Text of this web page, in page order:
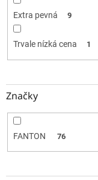
Extra pevná 9
Trvale nízká cena 1
Značky
FANTON 76